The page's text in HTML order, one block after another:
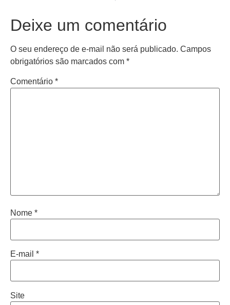
Deixe um comentário
O seu endereço de e-mail não será publicado. Campos
obrigatórios são marcados com *
Comentário *
Nome *
E-mail *
Site